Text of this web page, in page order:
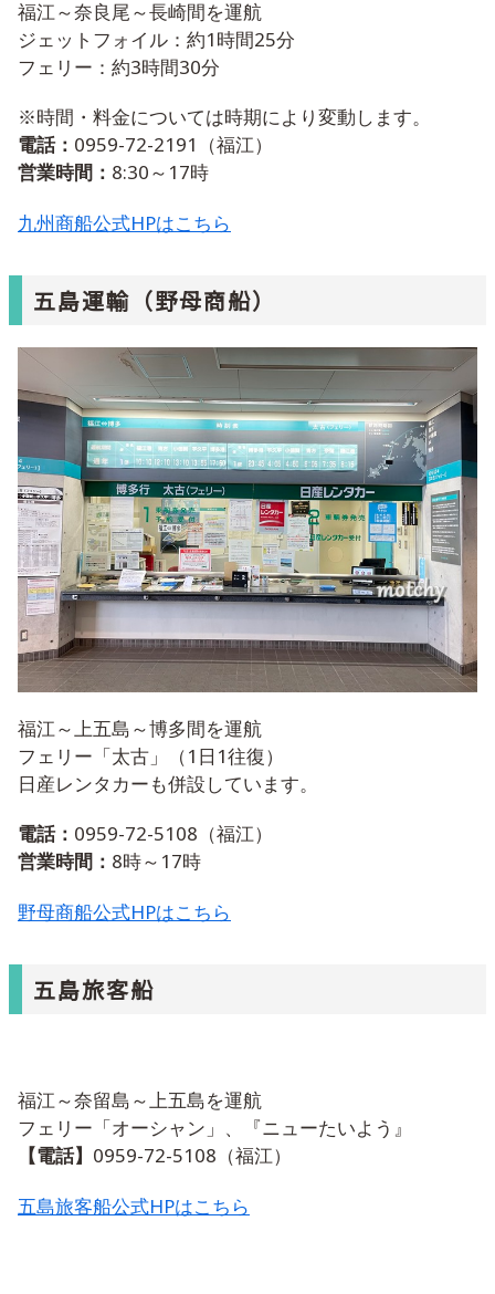
福江～奈良尾～長崎間を運航
ジェットフォイル：約1時間25分
フェリー：約3時間30分
※時間・料金については時期により変動します。
電話： 0959-72-2191（福江）
営業時間： 8:30～17時
九州商船公式HPはこちら
五島運輸（野母商船）
福江～上五島～博多間を運航
フェリー「太古」（1日1往復）
日産レンタカーも併設しています。
電話： 0959-72-5108（福江）
営業時間： 8時～17時
野母商船公式HPはこちら
五島旅客船
福江～奈留島～上五島を運航
フェリー「オーシャン」、『ニューたいよう』
【電話】 0959-72-5108（福江）
五島旅客船公式HPはこちら